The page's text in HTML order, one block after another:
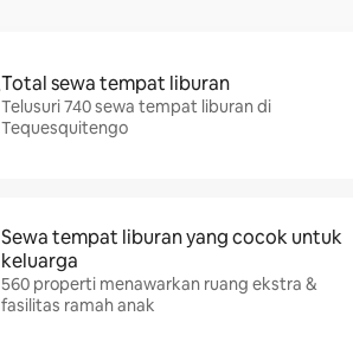
Total sewa tempat liburan
Telusuri 740 sewa tempat liburan di
Tequesquitengo
Sewa tempat liburan yang cocok untuk
keluarga
560 properti menawarkan ruang ekstra &
fasilitas ramah anak